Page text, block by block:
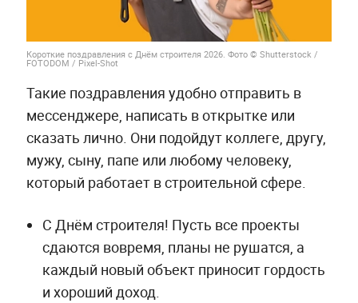
Короткие поздравления с Днём строителя 2026. Фото © Shutterstock /
FOTODOM / Pixel-Shot
Такие поздравления удобно отправить в
мессенджере, написать в открытке или
сказать лично. Они подойдут коллеге, другу,
мужу, сыну, папе или любому человеку,
который работает в строительной сфере.
С Днём строителя! Пусть все проекты
сдаются вовремя, планы не рушатся, а
каждый новый объект приносит гордость
и хороший доход.